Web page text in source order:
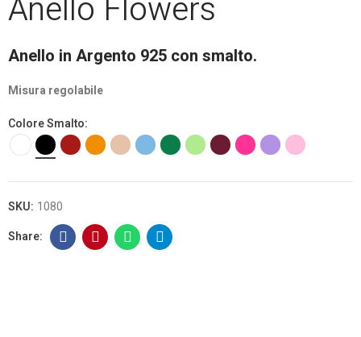
Anello Flowers
Anello in Argento 925 con smalto.
Misura regolabile
Colore Smalto
SKU: 1080